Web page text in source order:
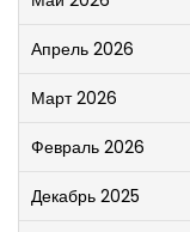
Апрель 2026
Март 2026
Февраль 2026
Декабрь 2025